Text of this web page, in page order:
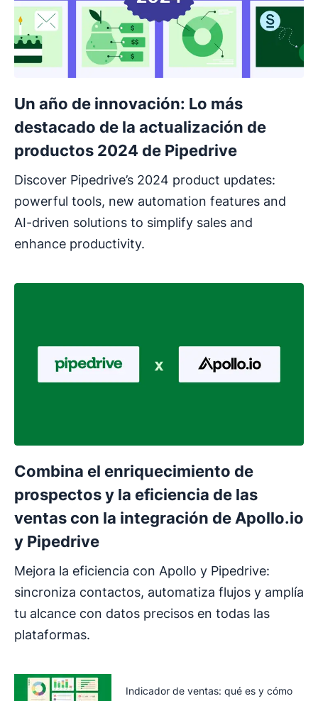
Un año de innovación: Lo más
destacado de la actualización de
productos 2024 de Pipedrive
Discover Pipedrive’s 2024 product updates:
powerful tools, new automation features and
AI-driven solutions to simplify sales and
enhance productivity.
Combina el enriquecimiento de
prospectos y la eficiencia de las
ventas con la integración de Apollo.io
y Pipedrive
Mejora la eficiencia con Apollo y Pipedrive:
sincroniza contactos, automatiza flujos y amplía
tu alcance con datos precisos en todas las
plataformas.
Indicador de ventas: qué es y cómo